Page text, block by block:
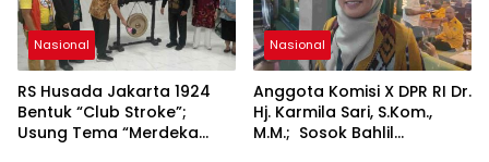
Nasional
RS Husada Jakarta 1924
Bentuk “Club Stroke”;
Usung Tema “Merdeka
Nasional
Anggota Komisi X DPR RI Dr.
Hj. Karmila Sari, S.Kom.,
M.M.; Sosok Bahlil